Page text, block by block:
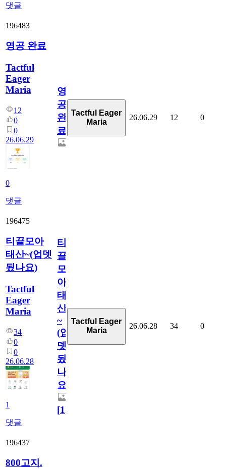
댓글
196483
영공 완료
Tactful
Eager
Maria
12
0
0
26.06.29
0
댓글
영
공
완
료
Tactful Eager
Maria
26.06.29 12 0
196475
티끌모아
태산~(업뎃
됬나요)
Tactful
Eager
Maria
34
0
0
26.06.28
1
댓글
티
끌
모
아
태
산
~
(업
뎃
됬
나
요)
[1]
Tactful Eager
Maria
26.06.28 34 0
196437
800고지.